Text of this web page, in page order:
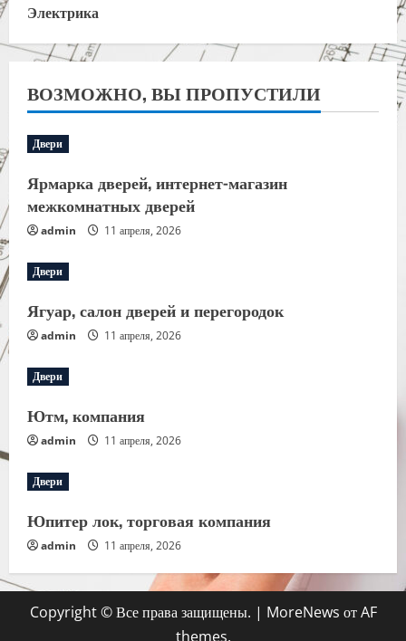
Электрика
ВОЗМОЖНО, ВЫ ПРОПУСТИЛИ
Двери
Ярмарка дверей, интернет-магазин
межкомнатных дверей
admin 11 апреля, 2026
Двери
Ягуар, салон дверей и перегородок
admin 11 апреля, 2026
Двери
Ютм, компания
admin 11 апреля, 2026
Двери
Юпитер лок, торговая компания
admin 11 апреля, 2026
Copyright © Все права защищены. | MoreNews от AF
themes.